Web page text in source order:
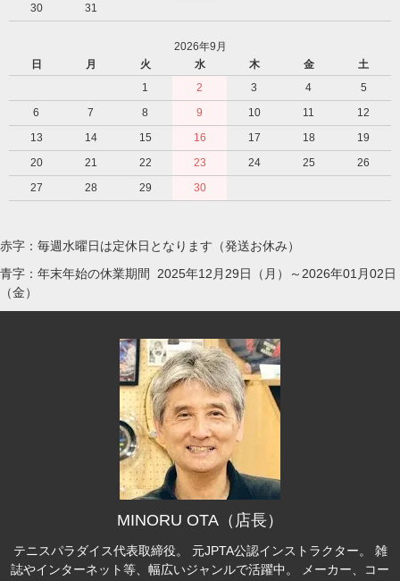
30
31
2026年9月
日
月 火 水 木 金
土
1
2 3 4
5
6
7 8 9 10 11
12
13
14 15 16 17 18
19
20
21 22 23 24 25
26
27
28 29 30
赤字：毎週水曜日は定休日となります（発送お休み）
青字：年末年始の休業期間 2025年12月29日（月）～2026年01月02日
（金）
MINORU OTA（店長）
テニスパラダイス代表取締役。 元JPTA公認インストラクター。 雑
誌やインターネット等、幅広いジャンルで活躍中。 メーカー、コー